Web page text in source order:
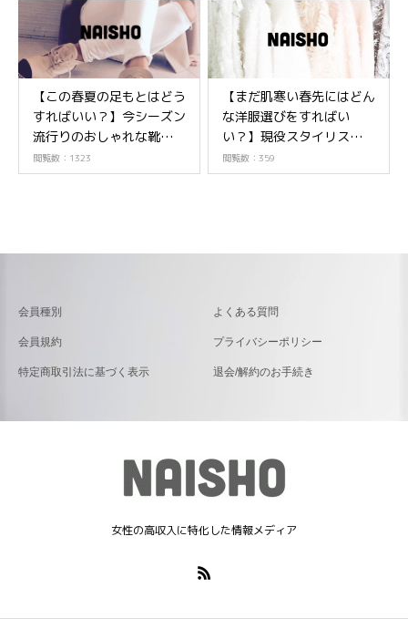
【この春夏の足もとはどう
すればいい？】今シーズン
流行りのおしゃれな靴を知
ろう！
閲覧数：1323
【まだ肌寒い春先にはどん
な洋服選びをすればい
い？】現役スタイリストか
ら学ぶ風俗嬢のファッショ
ン講座！Part④
閲覧数：359
会員種別 よくある質問
会員規約 プライバシーポリシー
特定商取引法に基づく表示 退会/解約のお手続き
女性の高収入に特化した情報メディア